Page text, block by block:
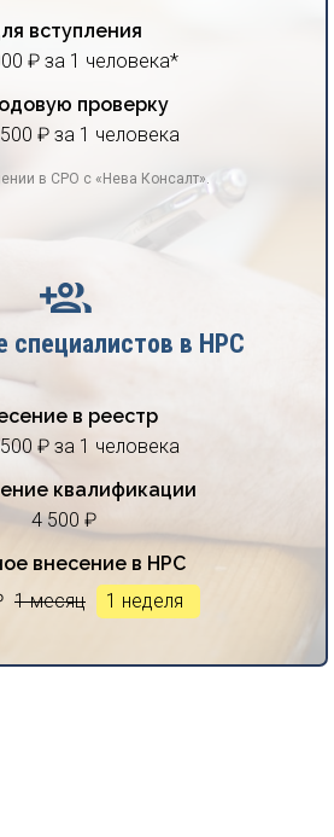
вступления
₽ за 1 человека*
проверку
₽ за 1 человека
в СРО с «Нева Консалт».
специалистов в НРС
в реестр
₽ за 1 человека
квалификации
4 500 ₽
внесение в НРС
1 месяц 1 неделя